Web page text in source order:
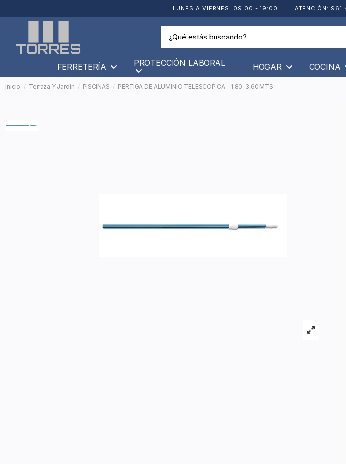
LUNES A VIERNES: 09:00 - 19:00 ATENCIÓN:
FERRETERÍA PROTECCIÓN LABORAL HOGAR COCINA
Inicio Terraza Y Jardín PISCINAS PERTIGA DE ALUMINIO TELESCOPICA - 1,80-3,60 MTS